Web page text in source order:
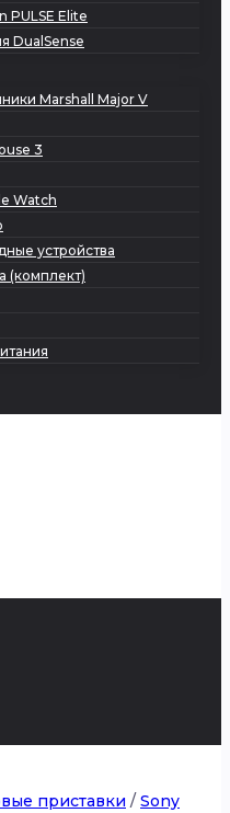
PULSE Elite
DualSense
Marshall Major V
3
Watch
устройства
(комплект)
приставки / Sony